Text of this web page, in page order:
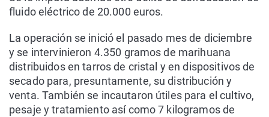
fluido eléctrico de 20.000 euros.
La operación se inició el pasado mes de diciembre
y se intervinieron 4.350 gramos de marihuana
distribuidos en tarros de cristal y en dispositivos de
secado para, presuntamente, su distribución y
venta. También se incautaron útiles para el cultivo,
pesaje y tratamiento así como 7 kilogramos de